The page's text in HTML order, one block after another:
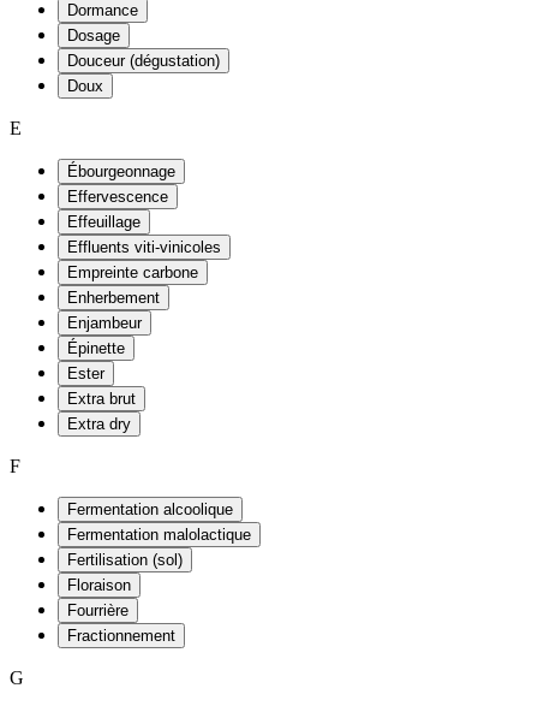
Dormance
Dosage
Douceur (dégustation)
Doux
E
Ébourgeonnage
Effervescence
Effeuillage
Effluents viti-vinicoles
Empreinte carbone
Enherbement
Enjambeur
Épinette
Ester
Extra brut
Extra dry
F
Fermentation alcoolique
Fermentation malolactique
Fertilisation (sol)
Floraison
Fourrière
Fractionnement
G